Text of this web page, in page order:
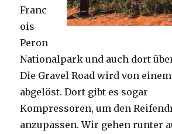
Franc
ois
Peron
Nationalpark und auch dort
Die Gravel Road wird von
abgelöst. Dort gibt es sogar
Kompressoren, um den
anzupassen. Wir gehen runter